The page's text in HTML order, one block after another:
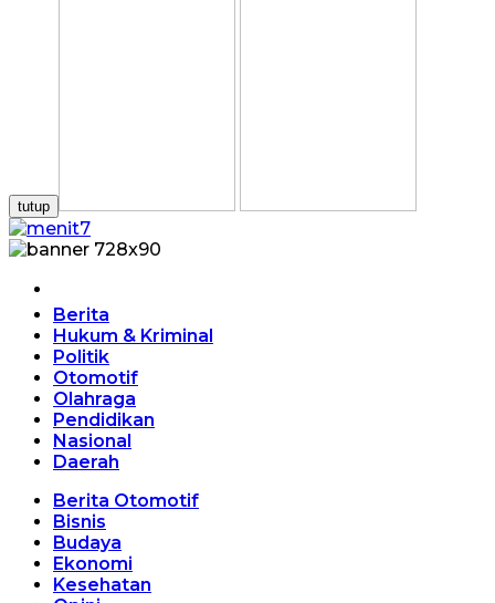
tutup
Berita
Hukum & Kriminal
Politik
Otomotif
Olahraga
Pendidikan
Nasional
Daerah
Berita Otomotif
Bisnis
Budaya
Ekonomi
Kesehatan